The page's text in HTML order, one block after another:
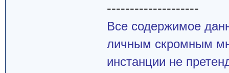
--------------------
Все содержимое
личным скромным
инстанции не